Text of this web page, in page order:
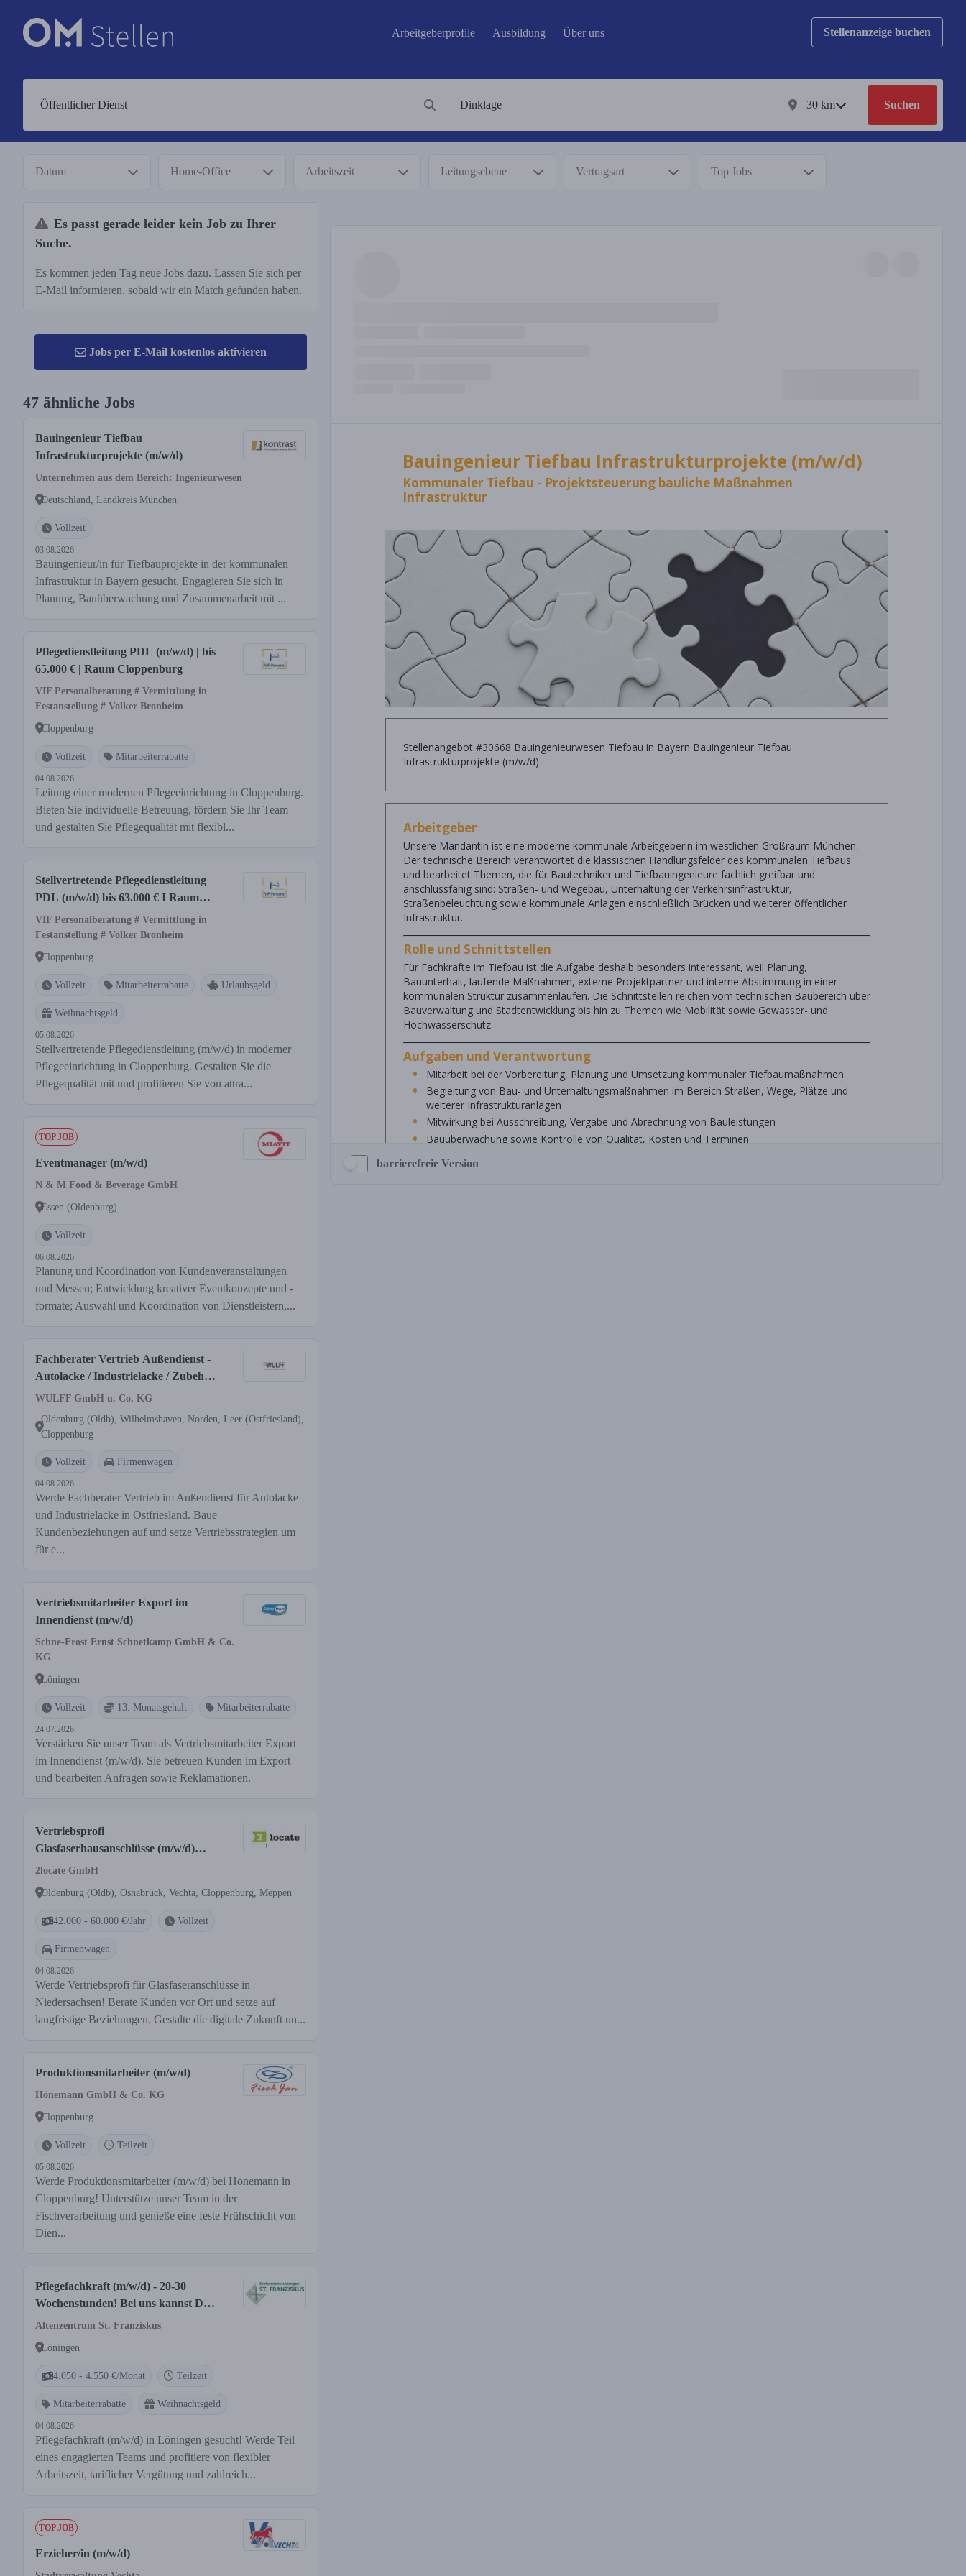
Arbeitgeberprofile Ausbildung Über uns Stellenanzeige buchen
30 km Suchen
Datum Home-Office Arbeitszeit Leitungsebene Vertragsart Top Jobs
Es passt gerade leider kein Job zu Ihrer
Suche.
Es kommen jeden Tag neue Jobs dazu. Lassen Sie sich per
E-Mail informieren, sobald wir ein Match gefunden haben.
Jobs per E-Mail kostenlos aktivieren
47 ähnliche Jobs
Bauingenieur Tiefbau
Infrastrukturprojekte (m/w/d)
Unternehmen aus dem Bereich: Ingenieurwesen
Deutschland, Landkreis München
Vollzeit
03.08.2026
Bauingenieur/in für Tiefbauprojekte in der kommunalen
Infrastruktur in Bayern gesucht. Engagieren Sie sich in
Planung, Bauüberwachung und Zusammenarbeit mit ...
Pflegedienstleitung PDL (m/w/d) | bis
65.000 € | Raum Cloppenburg
VIF Personalberatung # Vermittlung in
Festanstellung # Volker Bronheim
Cloppenburg
Vollzeit Mitarbeiterrabatte
04.08.2026
Leitung einer modernen Pflegeeinrichtung in Cloppenburg.
Bieten Sie individuelle Betreuung, fördern Sie Ihr Team
und gestalten Sie Pflegequalität mit flexibl...
Stellvertretende Pflegedienstleitung
PDL (m/w/d) bis 63.000 € I Raum
Cloppenburg
VIF Personalberatung # Vermittlung in
Festanstellung # Volker Bronheim
Cloppenburg
Vollzeit Mitarbeiterrabatte Urlaubsgeld
Weihnachtsgeld
05.08.2026
Stellvertretende Pflegedienstleitung (m/w/d) in moderner
Pflegeeinrichtung in Cloppenburg. Gestalten Sie die
Pflegequalität mit und profitieren Sie von attra...
TOP JOB
Eventmanager (m/w/d)
N & M Food & Beverage GmbH
Essen (Oldenburg)
Vollzeit
06.08.2026
Planung und Koordination von Kundenveranstaltungen
und Messen; Entwicklung kreativer Eventkonzepte und -
formate; Auswahl und Koordination von Dienstleistern,...
Fachberater Vertrieb Außendienst -
Autolacke / Industrielacke / Zubehör
(m/w/d) Bereich Lackierhandwerk
Land, Cloppenburger Land
WULFF GmbH u. Co. KG
Oldenburg (Oldb), Wilhelmshaven, Norden, Leer (Ostfriesland),
Cloppenburg
Vollzeit Firmenwagen
04.08.2026
Werde Fachberater Vertrieb im Außendienst für Autolacke
und Industrielacke in Ostfriesland. Baue
Kundenbeziehungen auf und setze Vertriebsstrategien um
für e...
Vertriebsmitarbeiter Export im
Innendienst (m/w/d)
Schne-Frost Ernst Schnetkamp GmbH & Co.
KG
Löningen
Vollzeit 13. Monatsgehalt Mitarbeiterrabatte
24.07.2026
Verstärken Sie unser Team als Vertriebsmitarbeiter Export
im Innendienst (m/w/d). Sie betreuen Kunden im Export
und bearbeiten Anfragen sowie Reklamationen.
Vertriebsprofi
Glasfaserhausanschlüsse (m/w/d)
Niedersachsen
2locate GmbH
Oldenburg (Oldb), Osnabrück, Vechta, Cloppenburg, Meppen
42.000 - 60.000 €/Jahr Vollzeit
Firmenwagen
04.08.2026
Werde Vertriebsprofi für Glasfaseranschlüsse in
Niedersachsen! Berate Kunden vor Ort und setze auf
langfristige Beziehungen. Gestalte die digitale Zukunft un...
Produktionsmitarbeiter (m/w/d)
Hönemann GmbH & Co. KG
Cloppenburg
Vollzeit Teilzeit
05.08.2026
Werde Produktionsmitarbeiter (m/w/d) bei Hönemann in
Cloppenburg! Unterstütze unser Team in der
Fischverarbeitung und genieße eine feste Frühschicht von
Dien...
Pflegefachkraft (m/w/d) - 20-30
Wochenstunden! Bei uns kannst Du
Dich geborgen fühlen!
Altenzentrum St. Franziskus
Löningen
4.050 - 4.550 €/Monat Teilzeit
Mitarbeiterrabatte Weihnachtsgeld
04.08.2026
Pflegefachkraft (m/w/d) in Löningen gesucht! Werde Teil
eines engagierten Teams und profitiere von flexibler
Arbeitszeit, tariflicher Vergütung und zahlreich...
TOP JOB
Erzieher/in (m/w/d)
barrierefreie Version